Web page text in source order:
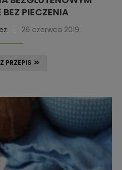
PIECZENIA
26 czerwca 2019
PRZEPIS